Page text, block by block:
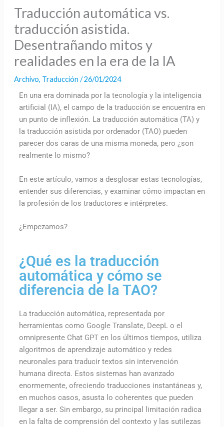
Traducción automática vs.
traducción asistida.
Desentrañando mitos y
realidades en la era de la IA
Archivo, Traducción /26/01/2024
En una era dominada por la tecnología y la inteligencia
artificial (IA), el campo de la traducción se encuentra en
un punto de inflexión. La traducción automática (TA) y
la traducción asistida por ordenador (TAO) pueden
parecer dos caras de una misma moneda, pero ¿son
realmente lo mismo?
En este artículo, vamos a desglosar estas tecnologías,
entender sus diferencias, y examinar cómo impactan en
la profesión de los traductores e intérpretes.
¿Empezamos?
¿Qué es la traducción
automática y cómo se
diferencia de la TAO?
La traducción automática, representada por
herramientas como Google Translate, DeepL o el
omnipresente Chat GPT en los últimos tiempos, utiliza
algoritmos de aprendizaje automático y redes
neuronales para traducir textos sin intervención
humana directa. Estos sistemas han avanzado
enormemente, ofreciendo traducciones instantáneas y,
en muchos casos, asusta lo coherentes que pueden
llegar a ser. Sin embargo, su principal limitación radica
en la falta de comprensión del contexto y las sutilezas